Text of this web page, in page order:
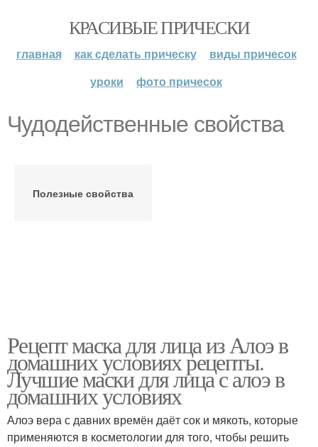
КРАСИВЫЕ ПРИЧЕСКИ
главная как сделать прическу
виды причесок
уроки
фото причесок
Чудодейственные свойства
Полезные свойства
Рецепт маска для лица из Алоэ в
домашних условиях рецепты.
Лучшие маски для лица с алоэ в
домашних условиях
Алоэ вера с давних времён даёт сок и мякоть, которые
применяются в косметологии для того, чтобы решить